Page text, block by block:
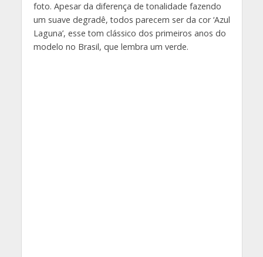
foto. Apesar da diferença de tonalidade fazendo
um suave degradê, todos parecem ser da cor ‘Azul
Laguna’, esse tom clássico dos primeiros anos do
modelo no Brasil, que lembra um verde.